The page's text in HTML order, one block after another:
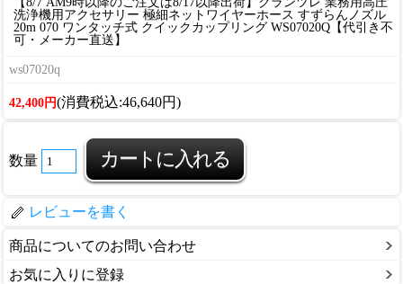
洗浄機用アクセサリー 極細ネットワイヤーホース すずらんノズル
20m 070 ワンタッチ式 クイックカップリング WS07020Q【代引き不
可・メーカー直送】
ws07020q
42,400円(消費税込:46,640円)
数量
レビューを書く
商品についてのお問い合わせ
お気に入りに登録